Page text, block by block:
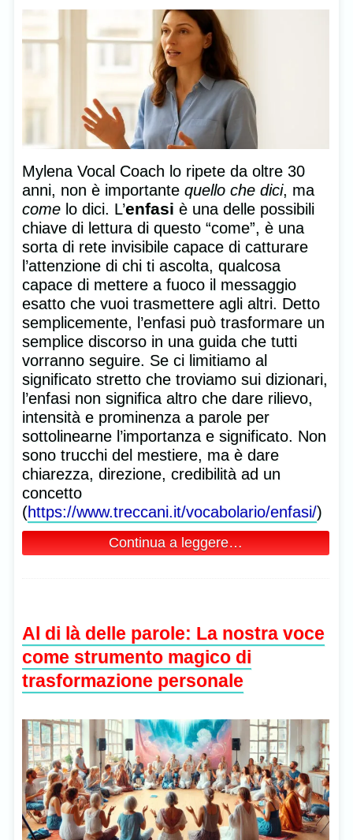
Mylena Vocal Coach lo ripete da oltre 30
anni, non è importante quello che dici, ma
come lo dici. L’enfasi è una delle possibili
chiave di lettura di questo “come”, è una
sorta di rete invisibile capace di catturare
l’attenzione di chi ti ascolta, qualcosa
capace di mettere a fuoco il messaggio
esatto che vuoi trasmettere agli altri. Detto
semplicemente, l’enfasi può trasformare un
semplice discorso in una guida che tutti
vorranno seguire. Se ci limitiamo al
significato stretto che troviamo sui dizionari,
l’enfasi non significa altro che dare rilievo,
intensità e prominenza a parole per
sottolinearne l’importanza e significato. Non
sono trucchi del mestiere, ma è dare
chiarezza, direzione, credibilità ad un
concetto
(https://www.treccani.it/vocabolario/enfasi/)
Continua a leggere…
Al di là delle parole: La nostra voce
come strumento magico di
trasformazione personale